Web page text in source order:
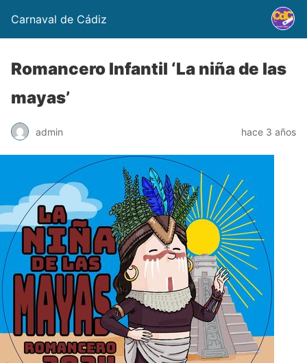
Carnaval de Cádiz
Romancero Infantil ‘La niña de las
mayas’
admin hace 3 años